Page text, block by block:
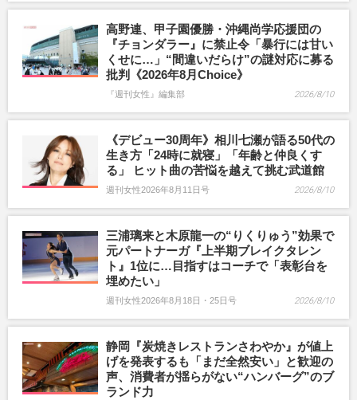
高野連、甲子園優勝・沖縄尚学応援団の
『チョンダラー』に禁止令「暴行には甘い
くせに…」“間違いだらけ”の謎対応に募る
批判《2026年8月Choice》
『週刊女性』編集部 2026/8/10
《デビュー30周年》相川七瀬が語る50代の
生き方「24時に就寝」「年齢と仲良くす
る」 ヒット曲の苦悩を越えて挑む武道館
週刊女性2026年8月11日号 2026/8/10
三浦璃来と木原龍一の“りくりゅう”効果で
元パートナーガ『上半期ブレイクタレン
ト』1位に…目指すはコーチで「表彰台を
埋めたい」
週刊女性2026年8月18日・25日号 2026/8/10
静岡『炭焼きレストランさわやか』が値上
げを発表するも「まだ全然安い」と歓迎の
声、消費者が揺らがない“ハンバーグ”のブ
ランド力